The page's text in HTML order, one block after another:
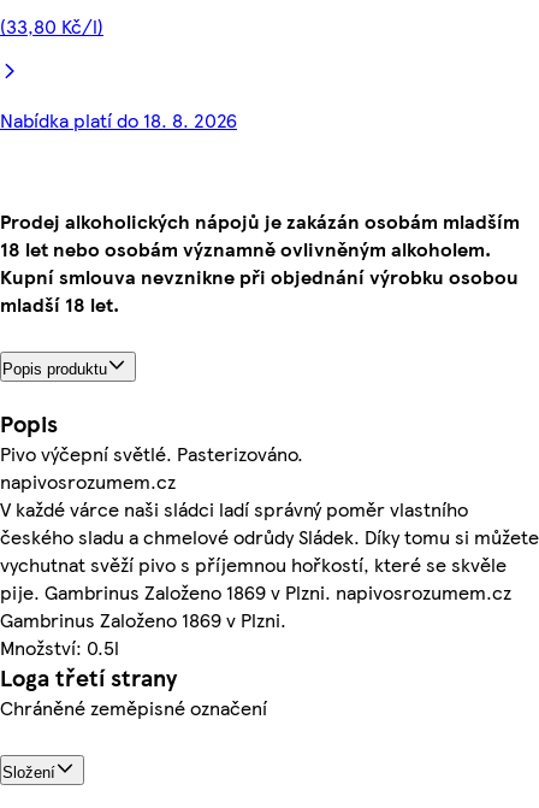
(33,80 Kč/l)
Nabídka platí do 18. 8. 2026
Prodej alkoholických nápojů je zakázán osobám mladším
18 let nebo osobám významně ovlivněným alkoholem.
Kupní smlouva nevznikne při objednání výrobku osobou
mladší 18 let.
Popis produktu
Popis
Pivo výčepní světlé. Pasterizováno.
napivosrozumem.cz
V každé várce naši sládci ladí správný poměr vlastního
českého sladu a chmelové odrůdy Sládek. Díky tomu si můžete
vychutnat svěží pivo s příjemnou hořkostí, které se skvěle
pije. Gambrinus Založeno 1869 v Plzni. napivosrozumem.cz
Gambrinus Založeno 1869 v Plzni.
Množství: 0.5l
Loga třetí strany
Chráněné zeměpisné označení
Složení